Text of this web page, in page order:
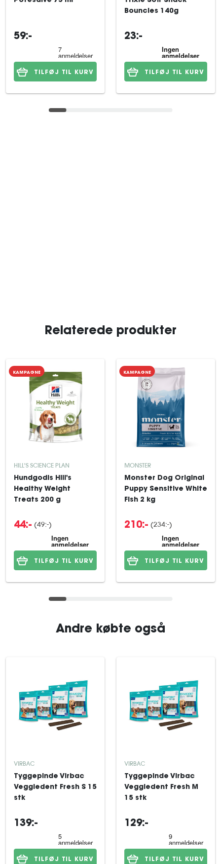
59:-
TILFØJ TIL KURV
Bouncies 140g
23:-
TILFØJ TIL KURV
Relaterede produkter
KAMPAGNE
HILL'S SCIENCE PLAN
Hundgodis Hill's
Healthy Weight
Treats 200 g
44:- (49:-)
TILFØJ TIL KURV
KAMPAGNE
MONSTER
Monster Dog Original
Puppy Sensitive White
Fish 2 kg
210:- (234:-)
TILFØJ TIL KURV
Andre købte også
VIRBAC
Tyggepinde Virbac
Veggiedent Fresh S 15
stk
139:-
TILFØJ TIL KURV
VIRBAC
Tyggepinde Virbac
Veggiedent Fresh M
15 stk
129:-
TILFØJ TIL KURV